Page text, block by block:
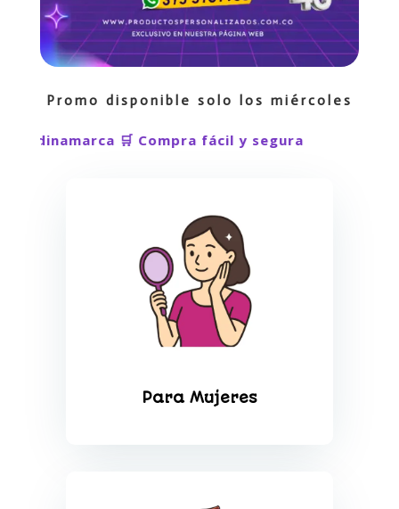
Promo disponible solo los miércoles
Cundinamarca 🛒 Compra fácil y segura
Para Mujeres